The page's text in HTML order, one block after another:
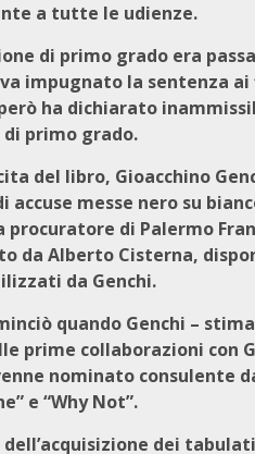
a tutte le udienze.
di primo grado era
impugnato la sentenza
ha dichiarato
primo grado.
del libro, Gioacchino
accuse messe nero su
procuratore di Palermo
da Alberto Cisterna,
da Genchi.
quando Genchi –
prime collaborazioni con
nominato
e “Why Not”.
dell’acquisizione dei